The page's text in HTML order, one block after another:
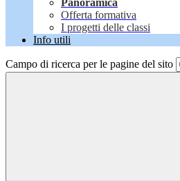
Panoramica
Offerta formativa
I progetti delle classi
Info utili
Campo di ricerca per le pagine del sito